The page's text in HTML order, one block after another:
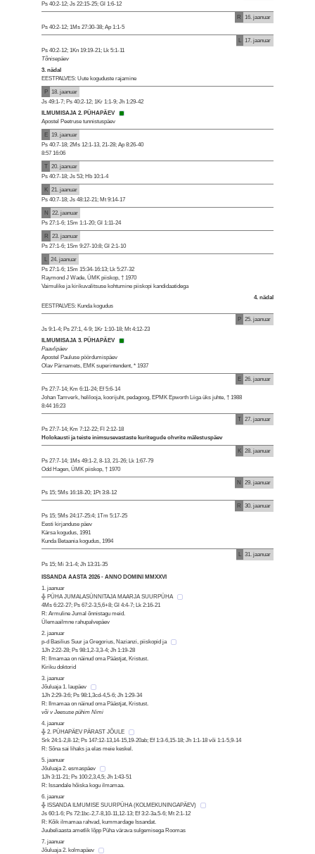
Ps 40:2-12; Js 22:15-25; Gl 1:6-12
R
16. jaanuar
Ps 40:2-12; 1Ms 27:30-38; Ap 1:1-5
L 17. jaanuar
Ps 40:2-12; 1Kn 19:19-21; Lk 5:1-11
Tõnisepäev
3. nädal
EESTPALVES: Uute koguduste rajamine
P
18. jaanuar
Js 49:1-7; Ps 40:2-12; 1Kr 1:1-9; Jh 1:29-42
ILMUMISAJA 2. PÜHAPÄEV
Apostel Peetruse tunnistuspäev
E
19. jaanuar
Ps 40:7-18; 2Ms 12:1-13, 21-28; Ap 8:26-40
8:57 16:06
T
20. jaanuar
Ps 40:7-18; Js 53; Hb 10:1-4
K
21. jaanuar
Ps 40:7-18; Js 48:12-21; Mt 9:14-17
N
22. jaanuar
Ps 27:1-6; 1Sm 1:1-20; Gl 1:11-24
R
23. jaanuar
Ps 27:1-6; 1Sm 9:27-10:8; Gl 2:1-10
L
24. jaanuar
Ps 27:1-6; 1Sm 15:34-16:13; Lk 5:27-32
Raymond J Wade, ÜMK piiskop, † 1970
Vaimulike ja kirikuvalitsuse kohtumine piiskopi kandidaatidega
4. nädal
EESTPALVES: Kunda kogudus
P 25. jaanuar
Js 9:1-4; Ps 27:1, 4-9; 1Kr 1:10-18; Mt 4:12-23
ILMUMISAJA 3. PÜHAPÄEV
Paavlipäev
Apostel Pauluse pöördumispäev
Olav Pärnamets, EMK superintendent, * 1937
E 26. jaanuar
Ps 27:7-14; Km 6:11-24; Ef 5:6-14
Johan Tamverk, helilooja, koorijuht, pedagoog, EPMK Epworth Liiga üks juhte, † 1988
8:44 16:23
T 27. jaanuar
Ps 27:7-14; Km 7:12-22; Fl 2:12-18
Holokausti ja teiste inimsusevastaste kuritegude ohvrite mälestuspäev
K 28. jaanuar
Ps 27:7-14; 1Ms 49:1-2, 8-13, 21-26; Lk 1:67-79
Odd Hagen, ÜMK piiskop, † 1970
N
29. jaanuar
Ps 15; 5Ms 16:18-20; 1Pt 3:8-12
R
30. jaanuar
Ps 15; 5Ms 24:17-25:4; 1Tm 5:17-25
Eesti kirjanduse päev
Kärsa kogudus, 1991
Kunda Betaania kogudus, 1994
L 31. jaanuar
Ps 15; Mi 3:1-4; Jh 13:31-35
ISSANDA AASTA 2026 - ANNO DOMINI MMXXVI
1. jaanuar
╬ PÜHA JUMALASÜNNITAJA MAARJA SUURPÜHA
4Ms 6:22-27; Ps 67:2-3,5,6+8; Gl 4:4-7; Lk 2:16-21
R: Armuline Jumal õnnistagu meid.
Ülemaailmne rahupalvepäev
2. jaanuar
p-d Basilius Suur ja Gregorius, Nazianzi, piiskopid ja
1Jh 2:22-28; Ps 98:1,2-3,3-4; Jh 1:19-28
R: Ilmamaa on näinud oma Päästjat, Kristust.
Kiriku doktorid
3. jaanuar
Jõuluaja 1. laupäev
1Jh 2:29-3:6; Ps 98:1,3cd-4,5-6; Jh 1:29-34
R: Ilmamaa on näinud oma Päästjat, Kristust.
või v Jeesuse pühim Nimi
4. jaanuar
╬ 2. PÜHAPÄEV PÄRAST JÕULE
Srk 24:1-2,8-12; Ps 147:12-13,14-15,19-20ab; Ef 1:3-6,15-18; Jh 1:1-18 või 1:1-5,9-14
R: Sõna sai lihaks ja elas meie keskel.
5. jaanuar
Jõuluaja 2. esmaspäev
1Jh 3:11-21; Ps 100:2,3,4,5; Jh 1:43-51
R: Issandale hõiska kogu ilmamaa.
6. jaanuar
╬ ISSANDA ILMUMISE SUURPÜHA (KOLMEKUNINGAPÄEV)
Js 60:1-6; Ps 72:1bc-2,7-8,10-11,12-13; Ef 3:2-3a.5-6; Mt 2:1-12
R: Kõik ilmamaa rahvad, kummardage Issandat.
Juubeliaasta ametlik lõpp Püha värava sulgemisega Roomas
7. jaanuar
Jõuluaja 2. kolmapäev